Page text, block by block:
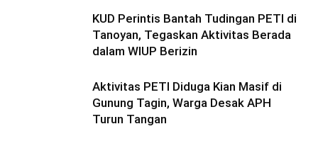
KUD Perintis Bantah Tudingan PETI di
Tanoyan, Tegaskan Aktivitas Berada
dalam WIUP Berizin
Aktivitas PETI Diduga Kian Masif di
Gunung Tagin, Warga Desak APH
Turun Tangan